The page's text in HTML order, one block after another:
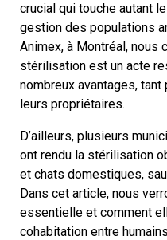
crucial qui touche autant
gestion des populations
Animex, à Montréal, nous
stérilisation est un acte
nombreux avantages,
leurs propriétaires.
D’ailleurs, plusieurs
ont rendu la stérilisation
et chats domestiques,
Dans cet article, nous
essentielle et comment
cohabitation entre